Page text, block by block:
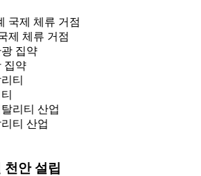
제 체류 거점
집약
티 산업
천안 설립